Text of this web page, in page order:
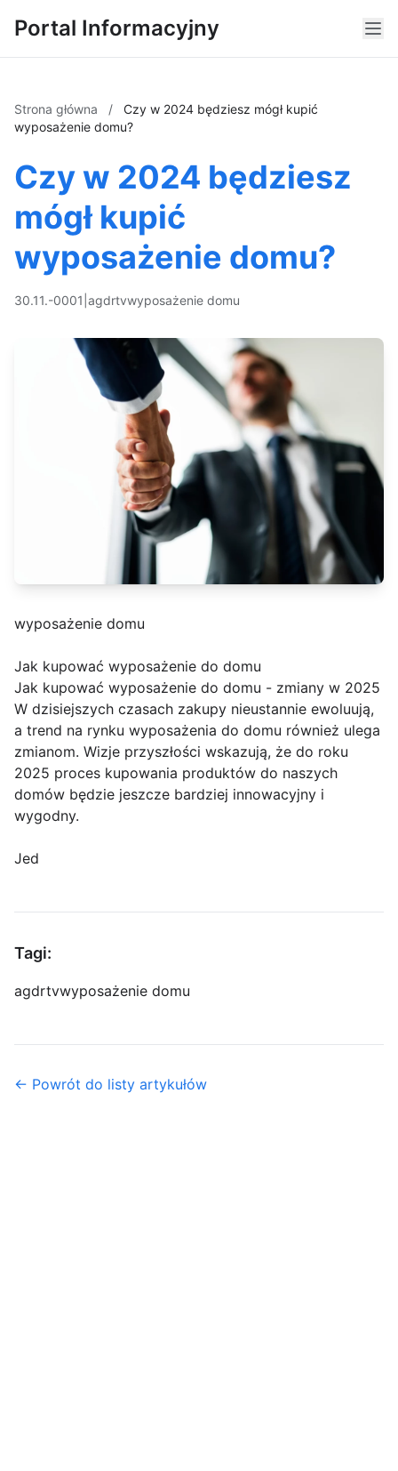
Portal Informacyjny
Strona główna /
Czy w 2024 będziesz mógł kupić
wyposażenie domu?
Czy w 2024 będziesz
mógł kupić
wyposażenie domu?
30.11.-0001 agdrtvwyposażenie domu
wyposażenie domu
Jak kupować wyposażenie do domu
Jak kupować wyposażenie do domu - zmiany w 2025
W dzisiejszych czasach zakupy nieustannie ewoluują,
a trend na rynku wyposażenia do domu również ulega
zmianom. Wizje przyszłości wskazują, że do roku
2025 proces kupowania produktów do naszych
domów będzie jeszcze bardziej innowacyjny i
wygodny.
Jed
Tagi:
agdrtvwyposażenie domu
← Powrót do listy artykułów